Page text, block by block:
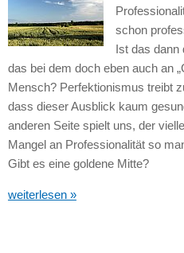
schon
Ist das dann
das bei dem doch eben auch an
Mensch? Perfektionismus treibt
dass dieser Ausblick kaum
anderen Seite spielt uns, der
Mangel an Professionalität so
Gibt es eine goldene Mitte?
weiterlesen »